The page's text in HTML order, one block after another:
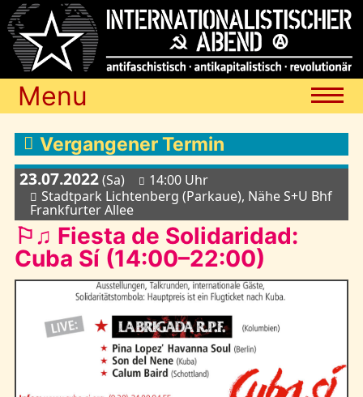
Menu
Termine
Blog
Media
Archiv
Links
Vergangener Termin
23.07.2022(Sa)
14:00 Uhr
Stadtpark Lichtenberg (Parkaue), Nähe S+U Bhf
Frankfurter Allee
⚐♫ Fiesta de Solidaridad:
Cuba Sí (14:00–22:00)